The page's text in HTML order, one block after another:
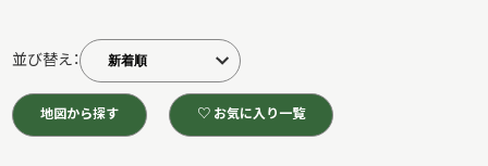
店舗情報
並び替え：
地図から探す ♡ お気に入り一覧